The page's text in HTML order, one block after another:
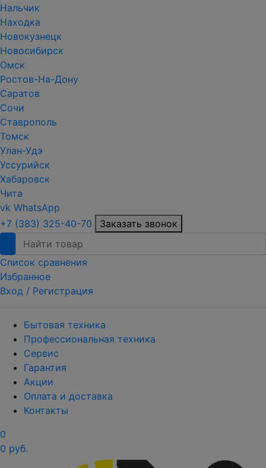
Нальчик
Находка
Новокузнецк
Новосибирск
Омск
Ростов-На-Дону
Саратов
Сочи
Ставрополь
Томск
Улан-Удэ
Уссурийск
Хабаровск
Чита
vk WhatsApp
+7 (383) 325-40-70
Заказать звонок
Список сравнения
Избранное
Вход / Регистрация
Бытовая техника
Профессиональная техника
Сервис
Гарантия
Акции
Оплата и доставка
Контакты
0
0 руб.